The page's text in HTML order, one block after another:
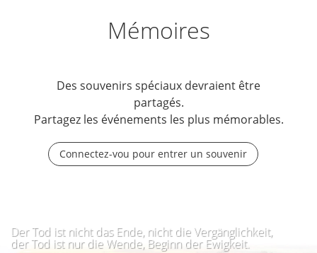
Mémoires
Des souvenirs spéciaux devraient être
partagés.
Partagez les événements les plus mémorables.
Connectez-vou pour entrer un souvenir
Der Tod ist nicht das Ende, nicht die Vergänglichkeit,
der Tod ist nur die Wende, Beginn der Ewigkeit.